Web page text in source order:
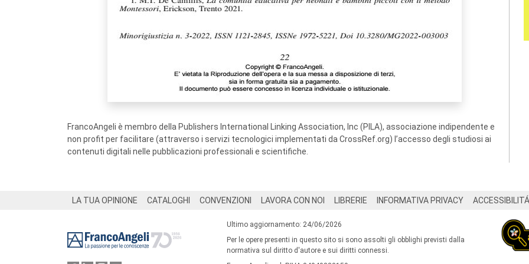
FrancoAngeli è membro della Publishers International Linking Association, Inc (PILA), associazione indipendente e
non profit per facilitare (attraverso i servizi tecnologici implementati da CrossRef.org) l’accesso degli studiosi ai
contenuti digitali nelle pubblicazioni professionali e scientifiche.
LA TUA OPINIONE CATALOGHI CONVENZIONI LAVORA CON NOI LIBRERIE INFORMATIVA PRIVACY ACCESSIBILITÁ
Ultimo aggiornamento: 24/06/2026
Per le opere presenti in questo sito si sono assolti gli obblighi previsti dalla
normativa sul diritto d'autore e sui diritti connessi.